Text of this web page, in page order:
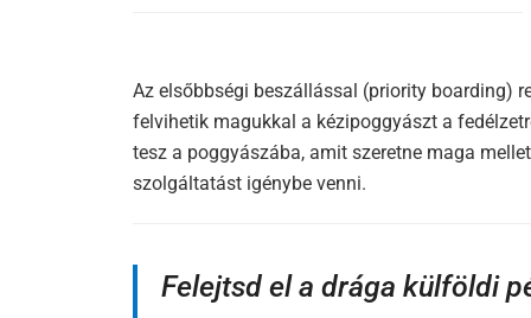
Az elsőbbségi beszállással (priority boarding)
felvihetik magukkal a kézipoggyászt a
tesz a poggyászába, amit szeretne maga
szolgáltatást igénybe venni.
Felejtsd el a drága külföldi